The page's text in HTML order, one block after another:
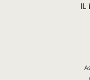
IL